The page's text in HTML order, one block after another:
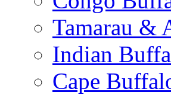
Tamarau &
Indian
Cape